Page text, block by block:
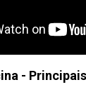
-